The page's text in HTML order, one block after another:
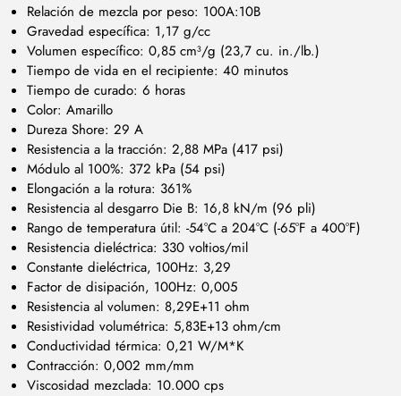
Relación de mezcla por peso: 100A:10B
Gravedad específica: 1,17 g/cc
Volumen específico: 0,85 cm³/g (23,7 cu. in./lb.)
Tiempo de vida en el recipiente: 40 minutos
Tiempo de curado: 6 horas
Color: Amarillo
Dureza Shore: 29 A
Resistencia a la tracción: 2,88 MPa (417 psi)
Módulo al 100%: 372 kPa (54 psi)
Elongación a la rotura: 361%
Resistencia al desgarro Die B: 16,8 kN/m (96 pli)
Rango de temperatura útil: -54°C a 204°C (-65°F a 400°F)
Resistencia dieléctrica: 330 voltios/mil
Constante dieléctrica, 100Hz: 3,29
Factor de disipación, 100Hz: 0,005
Resistencia al volumen: 8,29E+11 ohm
Resistividad volumétrica: 5,83E+13 ohm/cm
Conductividad térmica: 0,21 W/M*K
Contracción: 0,002 mm/mm
Viscosidad mezclada: 10.000 cps